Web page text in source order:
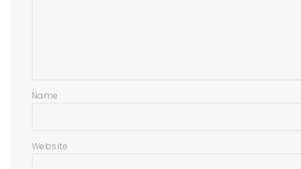
Name
Website